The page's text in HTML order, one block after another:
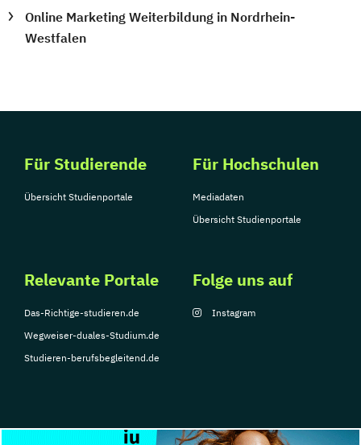
Online Marketing Weiterbildung in Nordrhein-
Westfalen
Für Studierende
Übersicht Studienportale
Für Hochschulen
Mediadaten
Übersicht Studienportale
Relevante Portale
Das-Richtige-studieren.de
Wegweiser-duales-Studium.de
Studieren-berufsbegleitend.de
Folge uns auf
Instagram